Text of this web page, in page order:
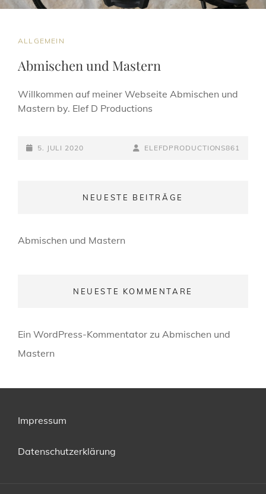
CAT
ALLGEMEIN
Abmischen und Mastern
Willkommen auf meiner Webseite Abmischen und
Mastern by. Elef D Productions
POSTED-
5. JULI 2020
BY
BYLINE
ELEFDPRODUCTIONS861
NEUESTE BEITRÄGE
Abmischen und Mastern
NEUESTE KOMMENTARE
Ein WordPress-Kommentator zu Abmischen und
Mastern
Impressum
Datenschutzerklärung